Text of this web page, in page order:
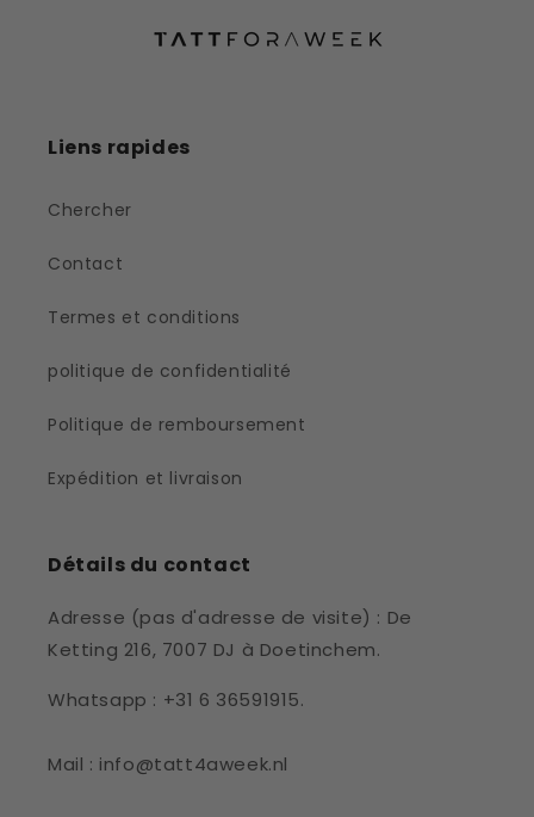
Liens rapides
Chercher
Contact
Termes et conditions
politique de confidentialité
Politique de remboursement
Expédition et livraison
Détails du contact
Adresse (pas d'adresse de visite) : De
Ketting 216, 7007 DJ à Doetinchem.
Whatsapp : +31 6 36591915.
Mail : info@tatt4aweek.nl